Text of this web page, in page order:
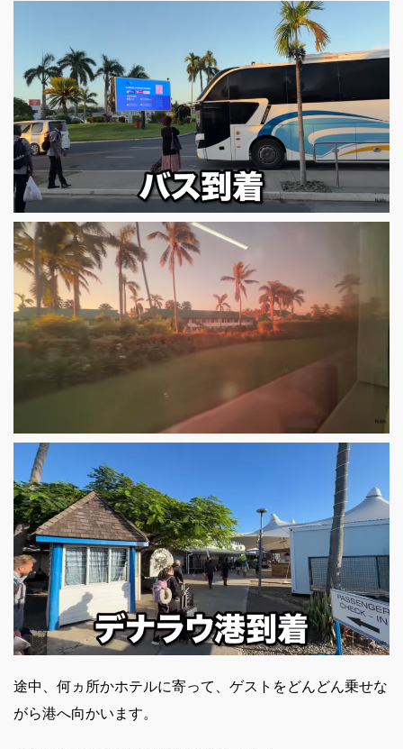
途中、何ヵ所かホテルに寄って、ゲストをどんどん乗せな
がら港へ向かいます。